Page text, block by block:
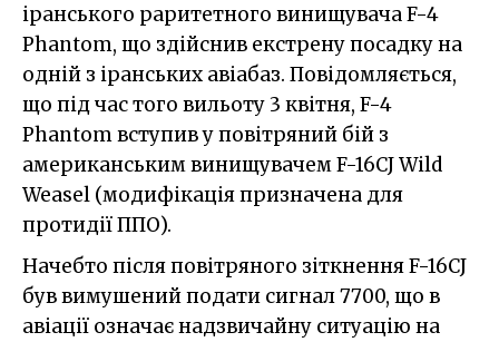
іранського раритетного винищувача F-4
Phantom, що здійснив екстрену посадку на
одній з іранських авіабаз. Повідомляється,
що під час того вильоту 3 квітня, F-4
Phantom вступив у повітряний бій з
американським винищувачем F-16CJ Wild
Weasel (модифікація призначена для
протидії ППО).
Начебто після повітряного зіткнення F-16CJ
був вимушений подати сигнал 7700, що в
авіації означає надзвичайну ситуацію на